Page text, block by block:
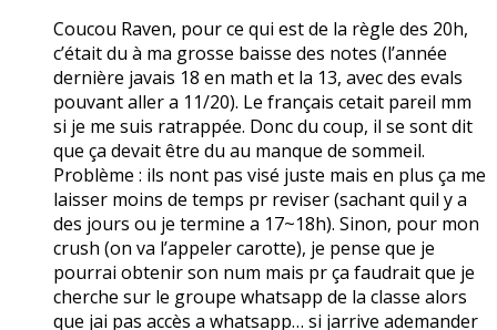
Coucou Raven, pour ce qui est de la règle des 20h,
c’était du à ma grosse baisse des notes (l’année
dernière javais 18 en math et la 13, avec des evals
pouvant aller a 11/20). Le français cetait pareil mm
si je me suis ratrappée. Donc du coup, il se sont dit
que ça devait être du au manque de sommeil.
Problème : ils nont pas visé juste mais en plus ça me
laisser moins de temps pr reviser (sachant quil y a
des jours ou je termine a 17~18h). Sinon, pour mon
crush (on va l’appeler carotte), je pense que je
pourrai obtenir son num mais pr ça faudrait que je
cherche sur le groupe whatsapp de la classe alors
que jai pas accès a whatsapp… si jarrive ademander